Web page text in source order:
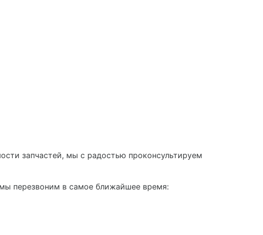
запчастей, мы с радостью проконсультируем
перезвоним в самое ближайшее время: